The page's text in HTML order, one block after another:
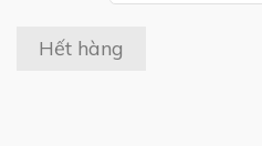
Hết hàng